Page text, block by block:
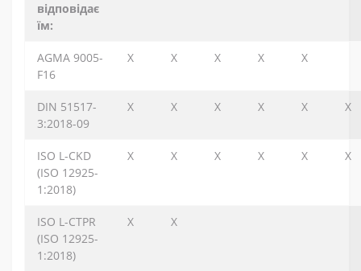
відповідає
їм:
AGMA 9005-
F16
X X X X X
DIN 51517-
3:2018-09
X X X X X X
ISO L-CKD
(ІSO 12925-
1:2018)
X X X X X X
ISO L-CTPR
(ІSO 12925-
1:2018)
X X